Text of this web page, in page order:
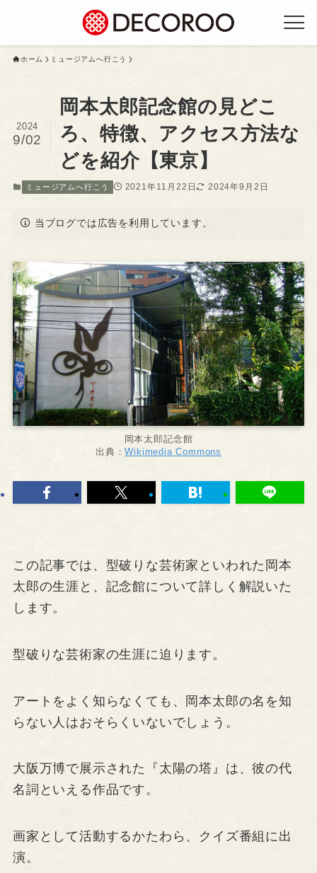
ホーム ミュージアムへ行こう
岡本太郎記念館の見どこ
ろ、特徴、アクセス方法な
どを紹介【東京】
2024
9/02
ミュージアムへ行こう 2021年11月22日 2024年9月2日
当ブログでは広告を利用しています。
岡本太郎記念館
出典：Wikimedia Commons
この記事では、型破りな芸術家といわれた岡本
太郎の生涯と、記念館について詳しく解説いた
します。
型破りな芸術家の生涯に迫ります。
アートをよく知らなくても、岡本太郎の名を知
らない人はおそらくいないでしょう。
大阪万博で展示された『太陽の塔』は、彼の代
名詞といえる作品です。
画家として活動するかたわら、クイズ番組に出
演。